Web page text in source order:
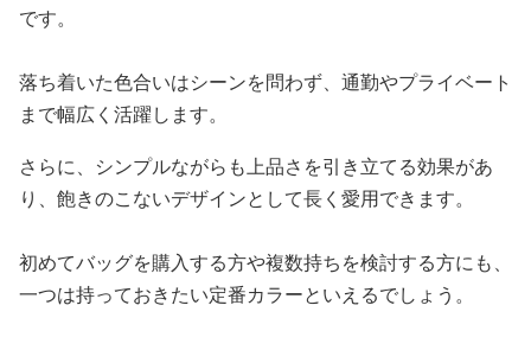
です。
落ち着いた色合いはシーンを問わず、通勤やプライベート
まで幅広く活躍します。
さらに、シンプルながらも上品さを引き立てる効果があ
り、飽きのこないデザインとして長く愛用できます。
初めてバッグを購入する方や複数持ちを検討する方にも、
一つは持っておきたい定番カラーといえるでしょう。